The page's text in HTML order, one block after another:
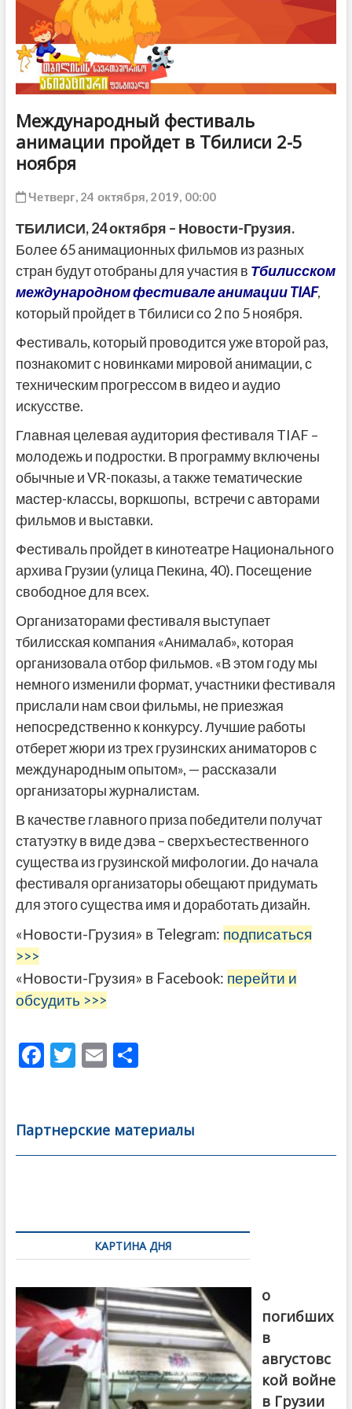
Международный фестиваль
анимации пройдет в Тбилиси 2-5
ноября
Четверг, 24 октября, 2019, 00:00
ТБИЛИСИ,24 октября – Новости-Грузия.
Более 65 анимационных фильмов из разных
стран будут отобраны для участия в Тбилисском
международном фестивале анимации TIAF,
который пройдет в Тбилиси со 2 по 5 ноября.
Фестиваль, который проводится уже второй раз,
познакомит с новинками мировой анимации, с
техническим прогрессом в видео и аудио
искусстве.
Главная целевая аудитория фестиваля TIAF –
молодежь и подростки. В программу включены
обычные и VR-показы, а также тематические
мастер-классы, воркшопы, встречи с авторами
фильмов и выставки.
Фестиваль пройдет в кинотеатре Национального
архива Грузии (улица Пекина, 40). Посещение
свободное для всех.
Организаторами фестиваля выступает
тбилисская компания «Анималаб», которая
организовала отбор фильмов. «В этом году мы
немного изменили формат, участники фестиваля
прислали нам свои фильмы, не приезжая
непосредственно к конкурсу. Лучшие работы
отберет жюри из трех грузинских аниматоров с
международным опытом», — рассказали
организаторы журналистам.
В качестве главного приза победители получат
статуэтку в виде дэва – сверхъестественного
существа из грузинской мифологии. До начала
фестиваля организаторы обещают придумать
для этого существа имя и доработать дизайн.
«Новости-Грузия» в Telegram: подписаться
>>>
«Новости-Грузия» в Facebook: перейти и
обсудить >>>
F
b
o
T
er
E
l
О
а
в
Партнерские материалы
по
записямКАРТИНА ДНЯ
о
погибших
в
августовс
кой войне
в Грузии